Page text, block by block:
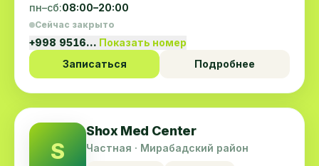
пн–сб:08:00–20:00
Сейчас закрыто
+998 9516… Показать номер
Записаться
Подробнее
S
Shox Med Center
Частная · Мирабадский район